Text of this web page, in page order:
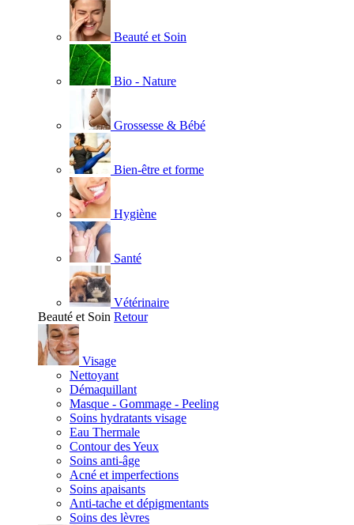
Beauté et Soin
Bio - Nature
Grossesse & Bébé
Bien-être et forme
Hygiène
Santé
Vétérinaire
Beauté et Soin Retour
Visage
Nettoyant
Démaquillant
Masque - Gommage - Peeling
Soins hydratants visage
Eau Thermale
Contour des Yeux
Soins anti-âge
Acné et imperfections
Soins apaisants
Anti-tache et dépigmentants
Soins des lèvres